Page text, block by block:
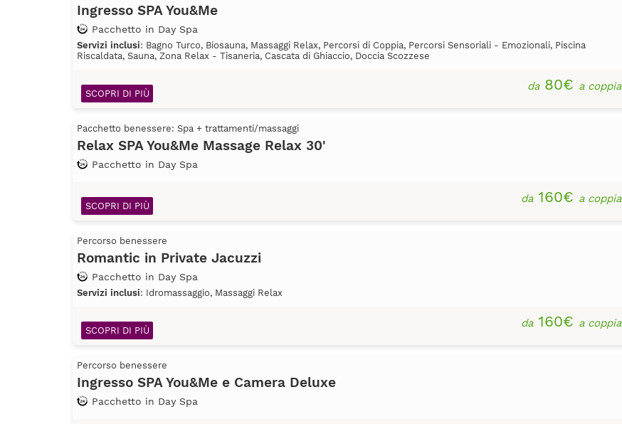
Ingresso SPA You&Me
Pacchetto in Day Spa
Servizi inclusi: Bagno Turco, Biosauna, Massaggi Relax, Percorsi di Coppia, Percorsi Sensoriali - Emozionali, Piscina
Riscaldata, Sauna, Zona Relax - Tisaneria, Cascata di Ghiaccio, Doccia Scozzese
da80€ a coppia
SCOPRI DI PIÙ
Pacchetto benessere: Spa + trattamenti/massaggi
Relax SPA You&Me Massage Relax 30'
Pacchetto in Day Spa
da160€ a coppia
SCOPRI DI PIÙ
Percorso benessere
Romantic in Private Jacuzzi
Pacchetto in Day Spa
Servizi inclusi: Idromassaggio, Massaggi Relax
da160€ a coppia
SCOPRI DI PIÙ
Percorso benessere
Ingresso SPA You&Me e Camera Deluxe
Pacchetto in Day Spa